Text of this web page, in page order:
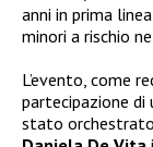
anni in prima
minori a rischio
L’evento, come
partecipazione di
stato